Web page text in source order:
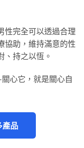
性完全可以透過合理
協助，維持滿意的性
、持之以恆。
心它，就是關心自
產品